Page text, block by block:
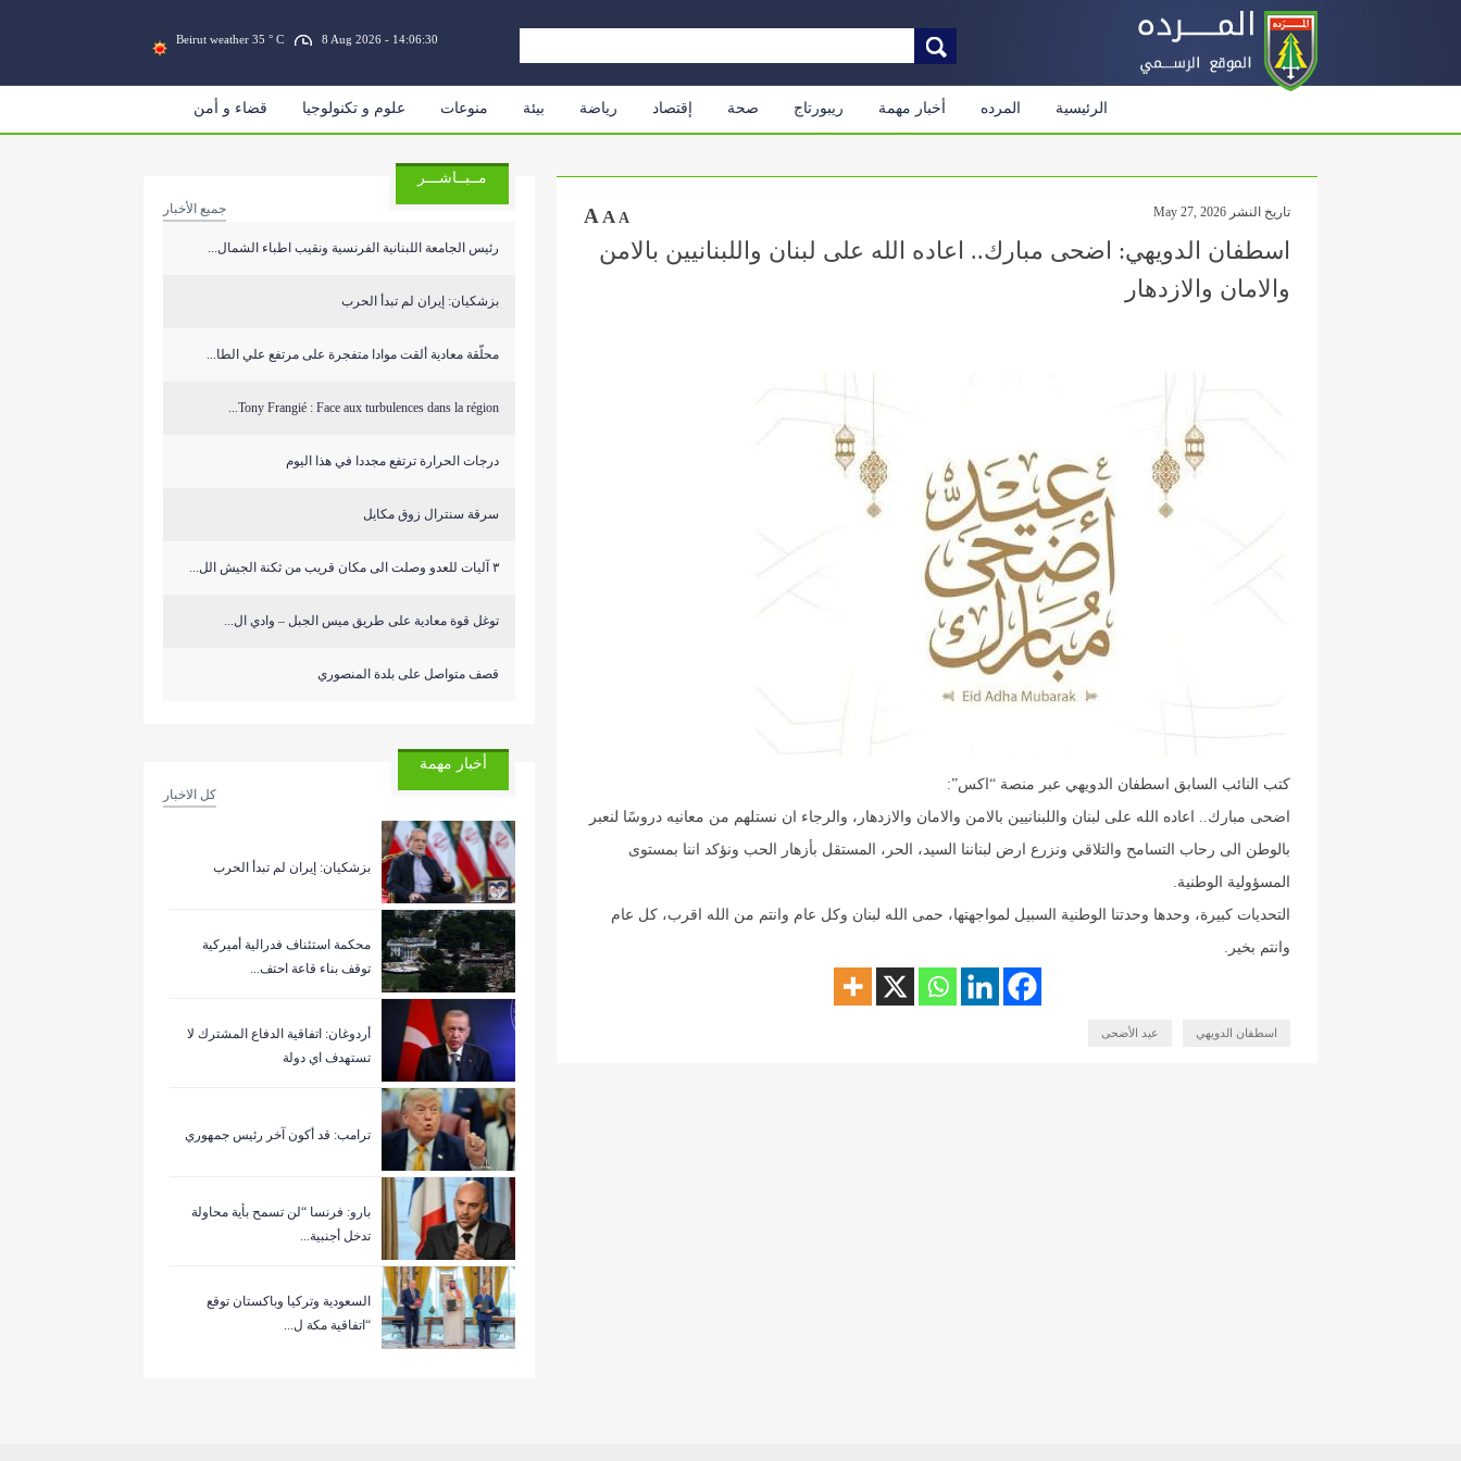
Beirut weather 35 ° C 8 Aug 2026 - 14:06:31
الرئيسية المرده أخبار مهمة ريبورتاج صحة إقتصاد رياضة بيئة منوعات علوم و تكنولوجيا قضاء و أمن
تاريخ النشر May 27, 2026 A A A
اسطفان الدويهي: اضحى مبارك.. اعاده الله على لبنان واللبنانيين بالامن
والامان والازدهار
كتب النائب السابق اسطفان الدويهي عبر منصة “اكس”:
‏اضحى مبارك.. اعاده الله على لبنان واللبنانيين بالامن والامان والازدهار، والرجاء ان نستلهم من معانيه دروسًا لنعبر
بالوطن الى رحاب التسامح والتلاقي ونزرع ارض لبناننا السيد، الحر، المستقل بأزهار الحب ونؤكد اننا بمستوى
المسؤولية الوطنية.
‏التحديات كبيرة، وحدها وحدتنا الوطنية السبيل لمواجهتها، حمى الله لبنان وكل عام وانتم من الله اقرب، كل عام
وانتم بخير.
اسطفان الدويهي عيد الأضحى
مــبــاشـــر
جميع الأخبار
رئيس الجامعة اللبنانية الفرنسية ونقيب اطباء الشمال...
بزشكيان: إيران لم تبدأ الحرب
محلّقة معادية ألقت موادا متفجرة على مرتفع علي الطا...
Tony Frangié : Face aux turbulences dans la région...
درجات الحرارة ترتفع مجددا في هذا اليوم
سرقة سنترال زوق مكايل
٣ آليات للعدو وصلت الى مكان قريب من ثكنة الجيش الل...
توغل قوة معادية على طريق ميس الجبل – وادي ال...
قصف متواصل على بلدة المنصوري
أخبار مهمة
كل الاخبار
بزشكيان: إيران لم تبدأ الحرب
‏محكمة استئناف فدرالية أميركية
توقف بناء قاعة احتف...
أردوغان: اتفاقية الدفاع المشترك لا
تستهدف اي دولة
ترامب: قد أكون آخر رئيس جمهوري
بارو: فرنسا “لن تسمح بأية محاولة
تدخل أجنبية...
السعودية وتركيا وباكستان توقع
“اتفاقية مكة ل...